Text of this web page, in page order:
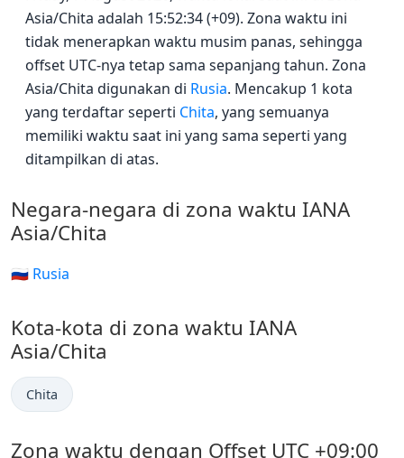
Asia/Chita adalah 15:52:34 (+09). Zona waktu ini
tidak menerapkan waktu musim panas, sehingga
offset UTC-nya tetap sama sepanjang tahun. Zona
Asia/Chita digunakan di Rusia. Mencakup 1 kota
yang terdaftar seperti Chita, yang semuanya
memiliki waktu saat ini yang sama seperti yang
ditampilkan di atas.
Negara-negara di zona waktu IANA
Asia/Chita
🇷🇺 Rusia
Kota-kota di zona waktu IANA
Asia/Chita
Chita
Zona waktu dengan Offset UTC +09:00